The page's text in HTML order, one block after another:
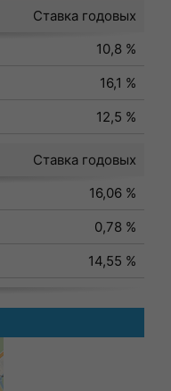
Ставка годовых
10,8 %
16,1 %
12,5 %
Ставка годовых
16,06 %
0,78 %
14,55 %